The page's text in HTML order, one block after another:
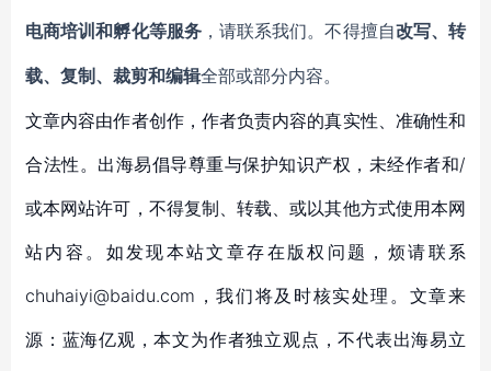
电商培训和孵化等服务，请联系我们。不得擅自改写、转
载、复制、裁剪和编辑全部或部分内容。
文章内容由作者创作，作者负责内容的真实性、准确性和
合法性。出海易倡导尊重与保护知识产权，未经作者和/
或本网站许可，不得复制、转载、或以其他方式使用本网
站内容。如发现本站文章存在版权问题，烦请联系
chuhaiyi@baidu.com，我们将及时核实处理。文章来
源：蓝海亿观，本文为作者独立观点，不代表出海易立